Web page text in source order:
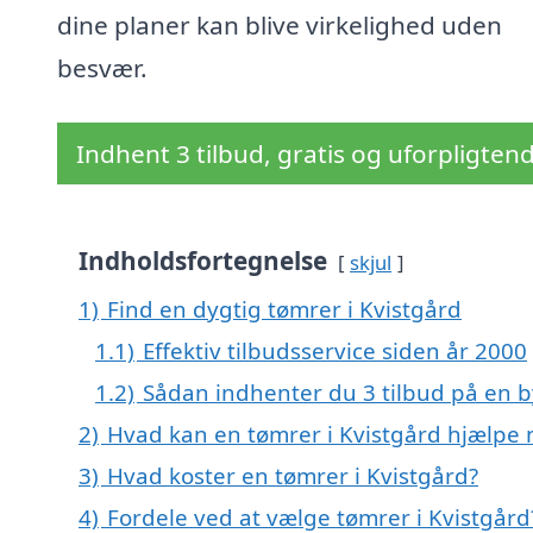
dine planer kan blive virkelighed uden
besvær.
Indhent 3 tilbud, gratis og
Indholdsfortegnelse skjul
1) Find en dygtig tømrer i Kvistgård
1.1) Effektiv tilbudsservice siden år 2000
1.2) Sådan indhenter du 3 tilbud på en
2) Hvad kan en tømrer i Kvistgård hjælpe
3) Hvad koster en tømrer i Kvistgård?
4) Fordele ved at vælge tømrer i